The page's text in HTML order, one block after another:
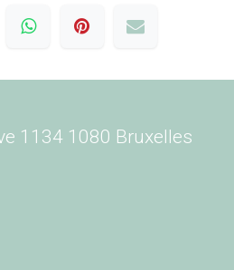
1134 1080 Bruxelles